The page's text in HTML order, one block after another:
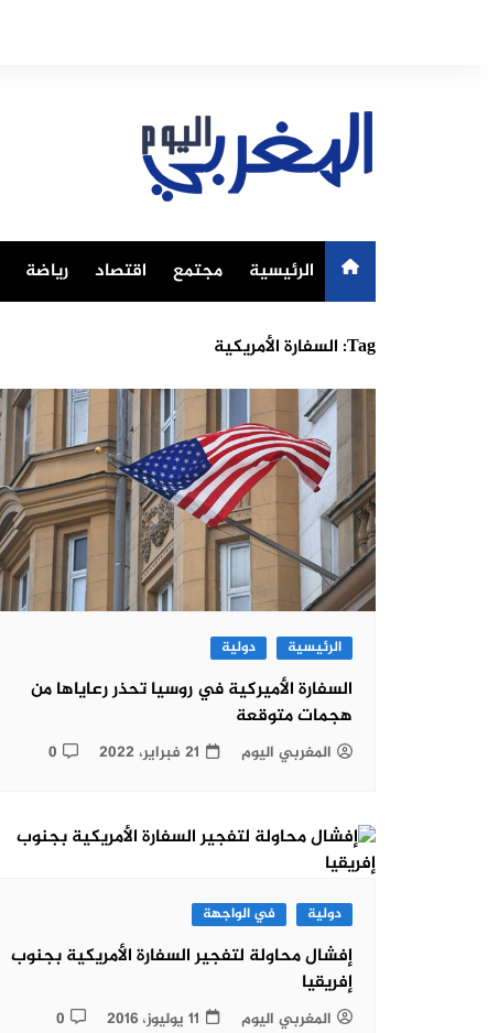
الرئيسية مجتمع اقتصاد رياضة
Tag: السفارة الأمريكية
الرئيسية دولية
السفارة الأميركية في روسيا تحذر رعاياها من
هجمات متوقعة
المغربي اليوم 21 فبراير، 2022 0
دولية في الواجهة
إفشال محاولة لتفجير السفارة الأمريكية بجنوب
إفريقيا
المغربي اليوم 11 يوليوز، 2016 0